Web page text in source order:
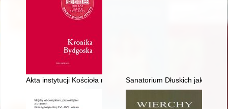
Akta instytucji Kościoła rzymskokatolickiego przechowywane
Sanatorium Dłuskich jako